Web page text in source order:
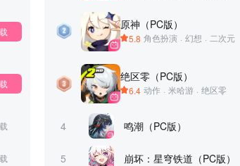
原神（PC版）
5.8 角色扮演 · 幻想 · 二次元
绝区零（PC版）
6.4 动作 · 米哈游 · 绝区零
4 鸣潮（PC版）
5 崩坏：星穹铁道（PC版）